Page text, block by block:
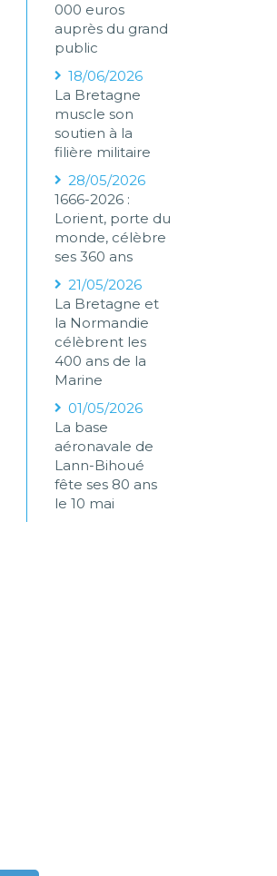
000 euros
auprès du grand
public
18/06/2026
La Bretagne
muscle son
soutien à la
filière militaire
28/05/2026
1666-2026 :
Lorient, porte du
monde, célèbre
ses 360 ans
21/05/2026
La Bretagne et
la Normandie
célèbrent les
400 ans de la
Marine
01/05/2026
La base
aéronavale de
Lann-Bihoué
fête ses 80 ans
le 10 mai